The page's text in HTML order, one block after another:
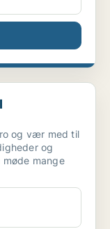
på...
og vær med til
og
mange